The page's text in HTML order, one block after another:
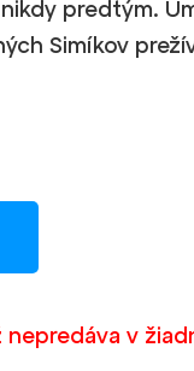
predtým.
Simíkov
v